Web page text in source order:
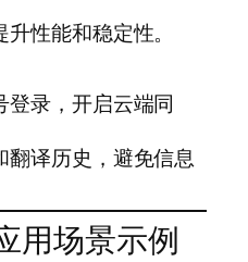
性能和稳定性。
登录，开启云端同
翻译历史，避免信息
用场景示例